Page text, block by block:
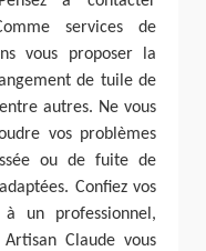
services de
vous proposer la
de tuile de
autres. Ne vous
vos problèmes
ou de fuite de
Confiez vos
un professionnel,
Claude vous